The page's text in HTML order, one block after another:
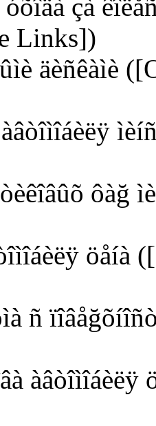
óõîäà çà
Links])
äèñêàìè
ôàğ
öåíà
ñ
àâòîìîáèëÿ